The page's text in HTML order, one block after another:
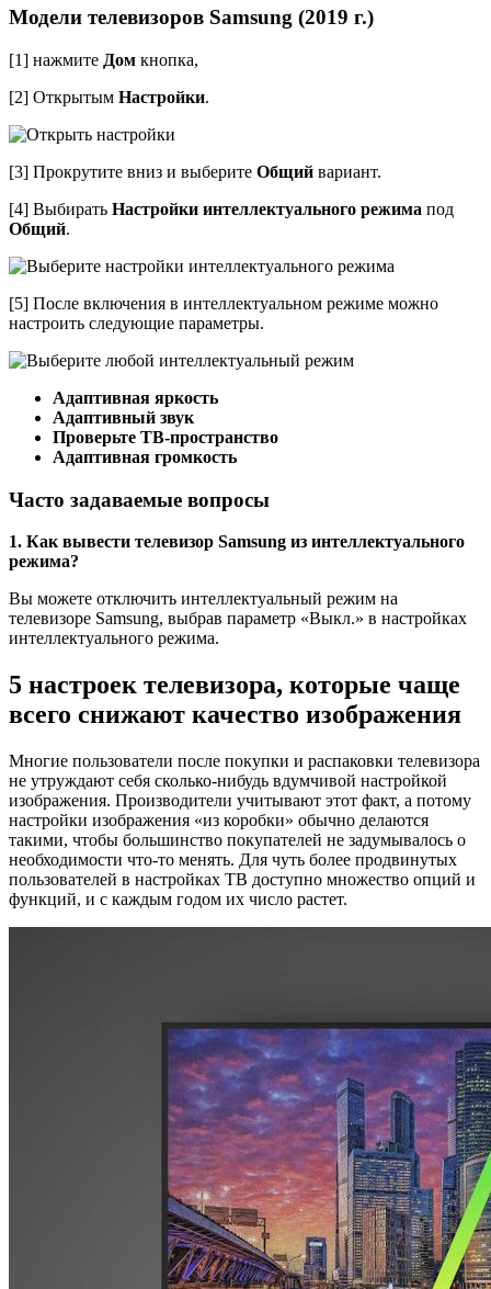
Модели телевизоров Samsung (2019 г.)
[1] нажмите Дом кнопка,
[2] Открытым Настройки.
[3] Прокрутите вниз и выберите Общий вариант.
[4] Выбирать Настройки интеллектуального режима под
Общий.
[5] После включения в интеллектуальном режиме можно
настроить следующие параметры.
Адаптивная яркость
Адаптивный звук
Проверьте ТВ-пространство
Адаптивная громкость
Часто задаваемые вопросы
1. Как вывести телевизор Samsung из интеллектуального
режима?
Вы можете отключить интеллектуальный режим на
телевизоре Samsung, выбрав параметр «Выкл.» в настройках
интеллектуального режима.
5 настроек телевизора, которые чаще
всего снижают качество изображения
Многие пользователи после покупки и распаковки телевизора
не утруждают себя сколько-нибудь вдумчивой настройкой
изображения. Производители учитывают этот факт, а потому
настройки изображения «из коробки» обычно делаются
такими, чтобы большинство покупателей не задумывалось о
необходимости что-то менять. Для чуть более продвинутых
пользователей в настройках ТВ доступно множество опций и
функций, и с каждым годом их число растет.